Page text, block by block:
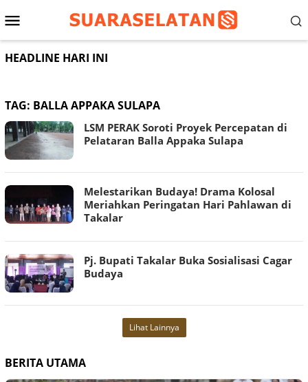
ke
Menu
Mobile
HEADLINE HARI INI
TAG: BALLA APPAKA SULAPA
LSM PERAK Soroti Proyek Percepatan di
Pelataran Balla Appaka Sulapa
Melestarikan Budaya! Drama Kolosal
Meriahkan Peringatan Hari Pahlawan di
Takalar
Pj. Bupati Takalar Buka Sosialisasi Cagar
Budaya
Lihat Lainnya
BERITA UTAMA